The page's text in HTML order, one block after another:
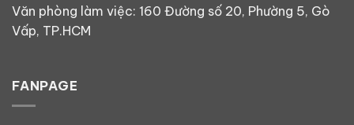
Văn phòng làm việc: 160 Đường số 20, Phường 5, Gò
Vấp, TP.HCM
FANPAGE